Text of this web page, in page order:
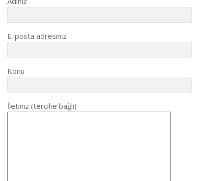
E-posta adresiniz
Konu
İletiniz (tercihe bağlı)